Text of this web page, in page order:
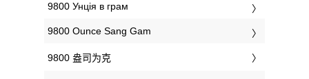
‎9800 Унція в грам
‎9800 Ounce Sang Gam
‎9800 盎司为克